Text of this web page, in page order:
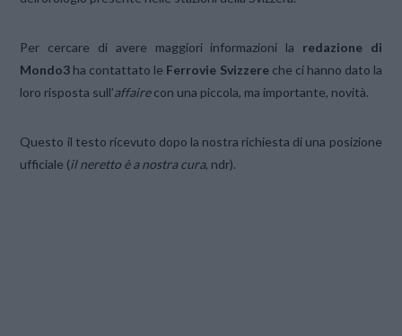
Per cercare di avere maggiori informazioni la redazione di
Mondo3 ha contattato le Ferrovie Svizzereche ci hanno dato la
loro risposta sull’affairecon una piccola, ma importante, novità.
Questo il testo ricevuto dopo la nostra richiesta di una posizione
ufficiale (il neretto è a nostra cura, ndr).